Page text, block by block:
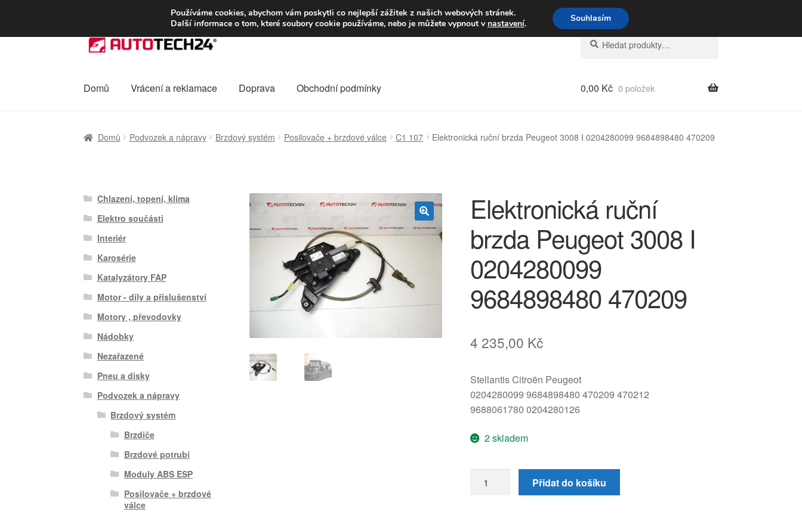
DOPRAVA od 139,-Kč Volejte po-pá 9-16 704 494 494
Přeskočit
na
Přejít
webu
Hledat:
Hledat
Domů Vrácení a reklamace Doprava Obchodní podmínky 0,00 Kč 0 položek
Domů Podvozek a nápravy Brzdový systém Posilovače + brzdové válce C1 107 Elektronická ruční brzda Peugeot 3008 I 0204280099 9684898480 470209
🔍
Elektronická ruční
brzda Peugeot 3008 I
0204280099
9684898480 470209
4 235,00 Kč
Stellantis Citroën Peugeot
0204280099 9684898480 470209 470212
9688061780 0204280126
2 skladem
ruční
Přidat do košíku
Chlazení, topení, klima
Elektro součásti
Interiér
Karosérie
Katalyzátory FAP
Motor - díly a příslušenství
Motory , převodovky
Nádobky
Nezařazené
Pneu a disky
Podvozek a nápravy
Brzdový systém
Brzdiče
Brzdové potrubí
Moduly ABS ESP
Posilovače + brzdové
válce
Používáme cookies, abychom vám poskytli co nejlepší zážitek z našich webových stránek.
Další informace o tom, které soubory cookie používáme, nebo je můžete vypnout v nastavení. Souhlasím